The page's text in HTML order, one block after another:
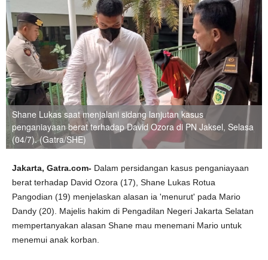
Shane Lukas saat menjalani sidang lanjutan kasus
penganiayaan berat terhadap David Ozora di PN Jaksel, Selasa
(04/7). (Gatra/SHE)
Jakarta, Gatra.com- Dalam persidangan kasus penganiayaan
berat terhadap David Ozora (17), Shane Lukas Rotua
Pangodian (19) menjelaskan alasan ia 'menurut' pada Mario
Dandy (20). Majelis hakim di Pengadilan Negeri Jakarta Selatan
mempertanyakan alasan Shane mau menemani Mario untuk
menemui anak korban.